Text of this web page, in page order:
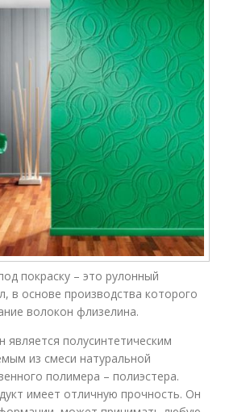
покраску – это рулонный
в основе производства которого
волокон флизелина.
является полусинтетическим
из смеси натуральной
полимера – полиэстера.
имеет отличную прочность. Он